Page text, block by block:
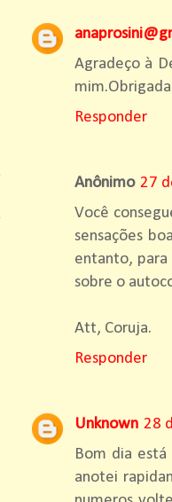
Agradeço à
Responder
Anônimo 27
Você
sensações
entanto, para
sobre o
Att, Coruja.
Responder
Unknown 28
Bom dia
anotei